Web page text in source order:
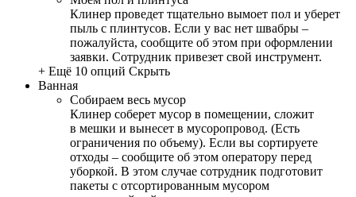
Клинер проведет тщательно вымоет пол и уберет
пыль с плинтусов. Если у вас нет швабры –
пожалуйста, сообщите об этом при оформлении
заявки. Сотрудник привезет свой инструмент.
+ Ещё 10 опций Скрыть
Ванная
Собираем весь мусор
Клинер соберет мусор в помещении, сложит
в мешки и вынесет в мусоропровод. (Есть
ограничения по объему). Если вы сортируете
отходы – сообщите об этом оператору перед
уборкой. В этом случае сотрудник подготовит
пакеты с отсортированным мусором